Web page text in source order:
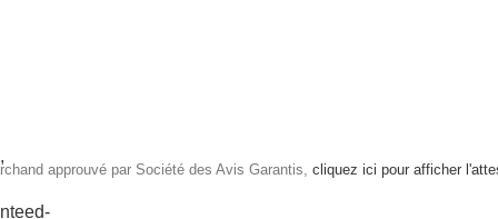
approuvé par Société des Avis Garantis, cliquez ici pour afficher